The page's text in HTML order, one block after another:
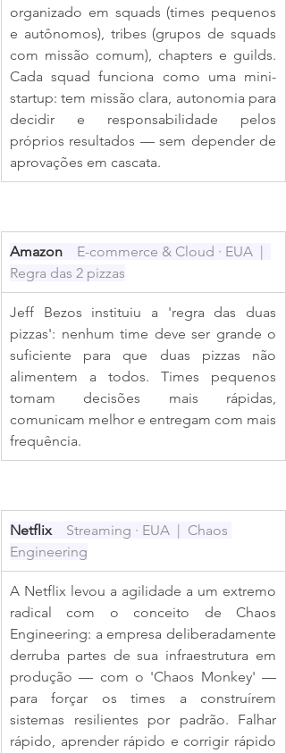
organizado em squads (times pequenos
e autônomos), tribes (grupos de squads
com missão comum), chapters e guilds.
Cada squad funciona como uma mini-
startup: tem missão clara, autonomia para
decidir e responsabilidade pelos
próprios resultados — sem depender de
aprovações em cascata.
Amazon
E-commerce & Cloud · EUA  |
Regra das 2 pizzas
Jeff Bezos instituiu a 'regra das duas
pizzas': nenhum time deve ser grande o
suficiente para que duas pizzas não
alimentem a todos. Times pequenos
tomam decisões mais rápidas,
comunicam melhor e entregam com mais
frequência.
Netflix
Streaming · EUA  |  Chaos
Engineering
A Netflix levou a agilidade a um extremo
radical com o conceito de Chaos
Engineering: a empresa deliberadamente
derruba partes de sua infraestrutura em
produção — com o 'Chaos Monkey' —
para forçar os times a construírem
sistemas resilientes por padrão. Falhar
rápido, aprender rápido e corrigir rápido